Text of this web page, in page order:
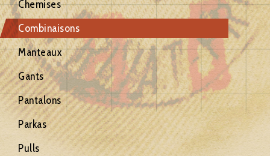
Chemises
Combinaisons
Manteaux
Gants
Pantalons
Parkas
Pulls